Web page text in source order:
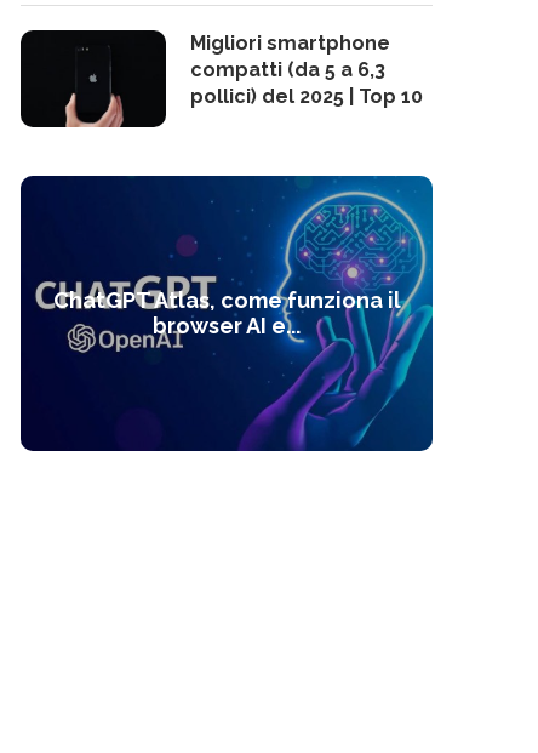
Migliori smartphone
compatti (da 5 a 6,3
pollici) del 2025 | Top 10
ChatGPT Atlas, come funziona il
browser AI e...